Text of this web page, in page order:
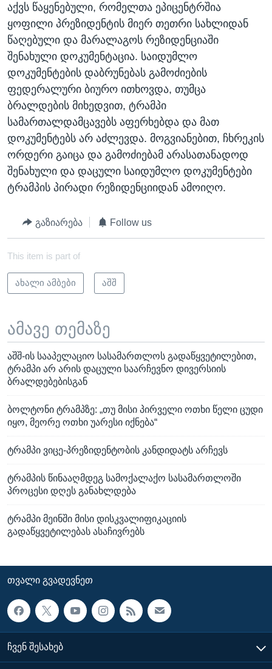
აქვს წაყენებული, რომელთა ეპიცენტრშია
ყოფილი პრეზიდენტის მიერ თეთრი სახლიდან
წაღებული და მარალაგოს რეზიდენციაში
შენახული დოკუმენტაცია. საიდუმლო
დოკუმენტების დაბრუნებას გამოძიების
ფედერალური ბიურო ითხოვდა, თუმცა
ბრალდების მიხედვით, ტრამპი
სამართალდამცავებს აფერხებდა და მათ
დოკუმენტებს არ აძლევდა. მოგვიანებით, ჩხრეკის
ორდერი გაიცა და გამოძიებამ არასათანადოდ
შენახული და დაცული საიდუმლო დოკუმენტები
ტრამპის პირადი რეზიდენციიდან ამოიღო.
გაზიარება Follow us
This item is part of
ახალი ამბები აშშ
ამავე თემაზე
აშშ-ის სააპელაციო სასამართლოს გადაწყვეტილებით,
ტრამპი არ არის დაცული საარჩევნო დივერსიის
ბრალდებებისგან
ბოლტონი ტრამპზე: „თუ მისი პირველი ოთხი წელი ცუდი
იყო, მეორე ოთხი უარესი იქნება“
ტრამპი ვიცე-პრეზიდენტობის კანდიდატს არჩევს
ტრამპის წინააღმდეგ სამოქალაქო სასამართლოში
პროცესი დღეს განახლდება
ტრამპი მეინში მისი დისკვალიფიკაციის
გადაწყვეტილებას ასაჩივრებს
ᲗᲕᲐᲚᲘ ᲒᲕᲐᲓᲔᲕᲜᲔᲗ
ᲩᲕᲔᲜ ᲨᲔᲡᲐᲮᲔᲑ